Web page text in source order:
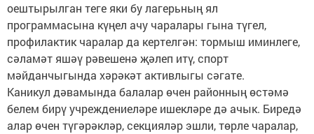
оештырылган теге яки бу лагерьның ял
программасына күңел ачу чаралары гына түгел,
профилактик чаралар да кертелгән: тормыш иминлеге,
сәламәт яшәү рәвешенә җәлеп итү, спорт
мәйданчыгында хәрәкәт активлыгы сәгате.
Каникул дәвамында балалар өчен районның өстәмә
белем бирү учреждениеләре ишекләре дә ачык. Биредә
алар өчен түгәрәкләр, секцияләр эшли, төрле чаралар,